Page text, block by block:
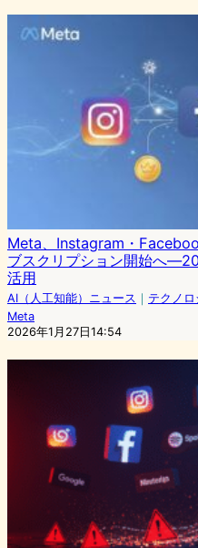
Meta、Instagram・
ブスクリプション開始へ
活用
AI（人工知能）ニュース ｜ テクノ
Meta
2026年1月27日14:54